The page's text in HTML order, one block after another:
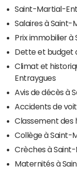
Saint-Martial-
Salaires à Saint-
Prix immobilier
Dette et budget
Climat et
Entraygues
Avis de décès à
Accidents de
Classement des
Collège à Saint-
Crèches à
Maternités à